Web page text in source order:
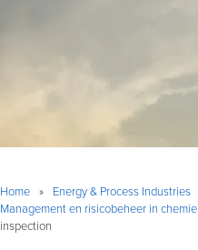
Home » Energy & Process Industries
Management en risicobeheer in
inspection